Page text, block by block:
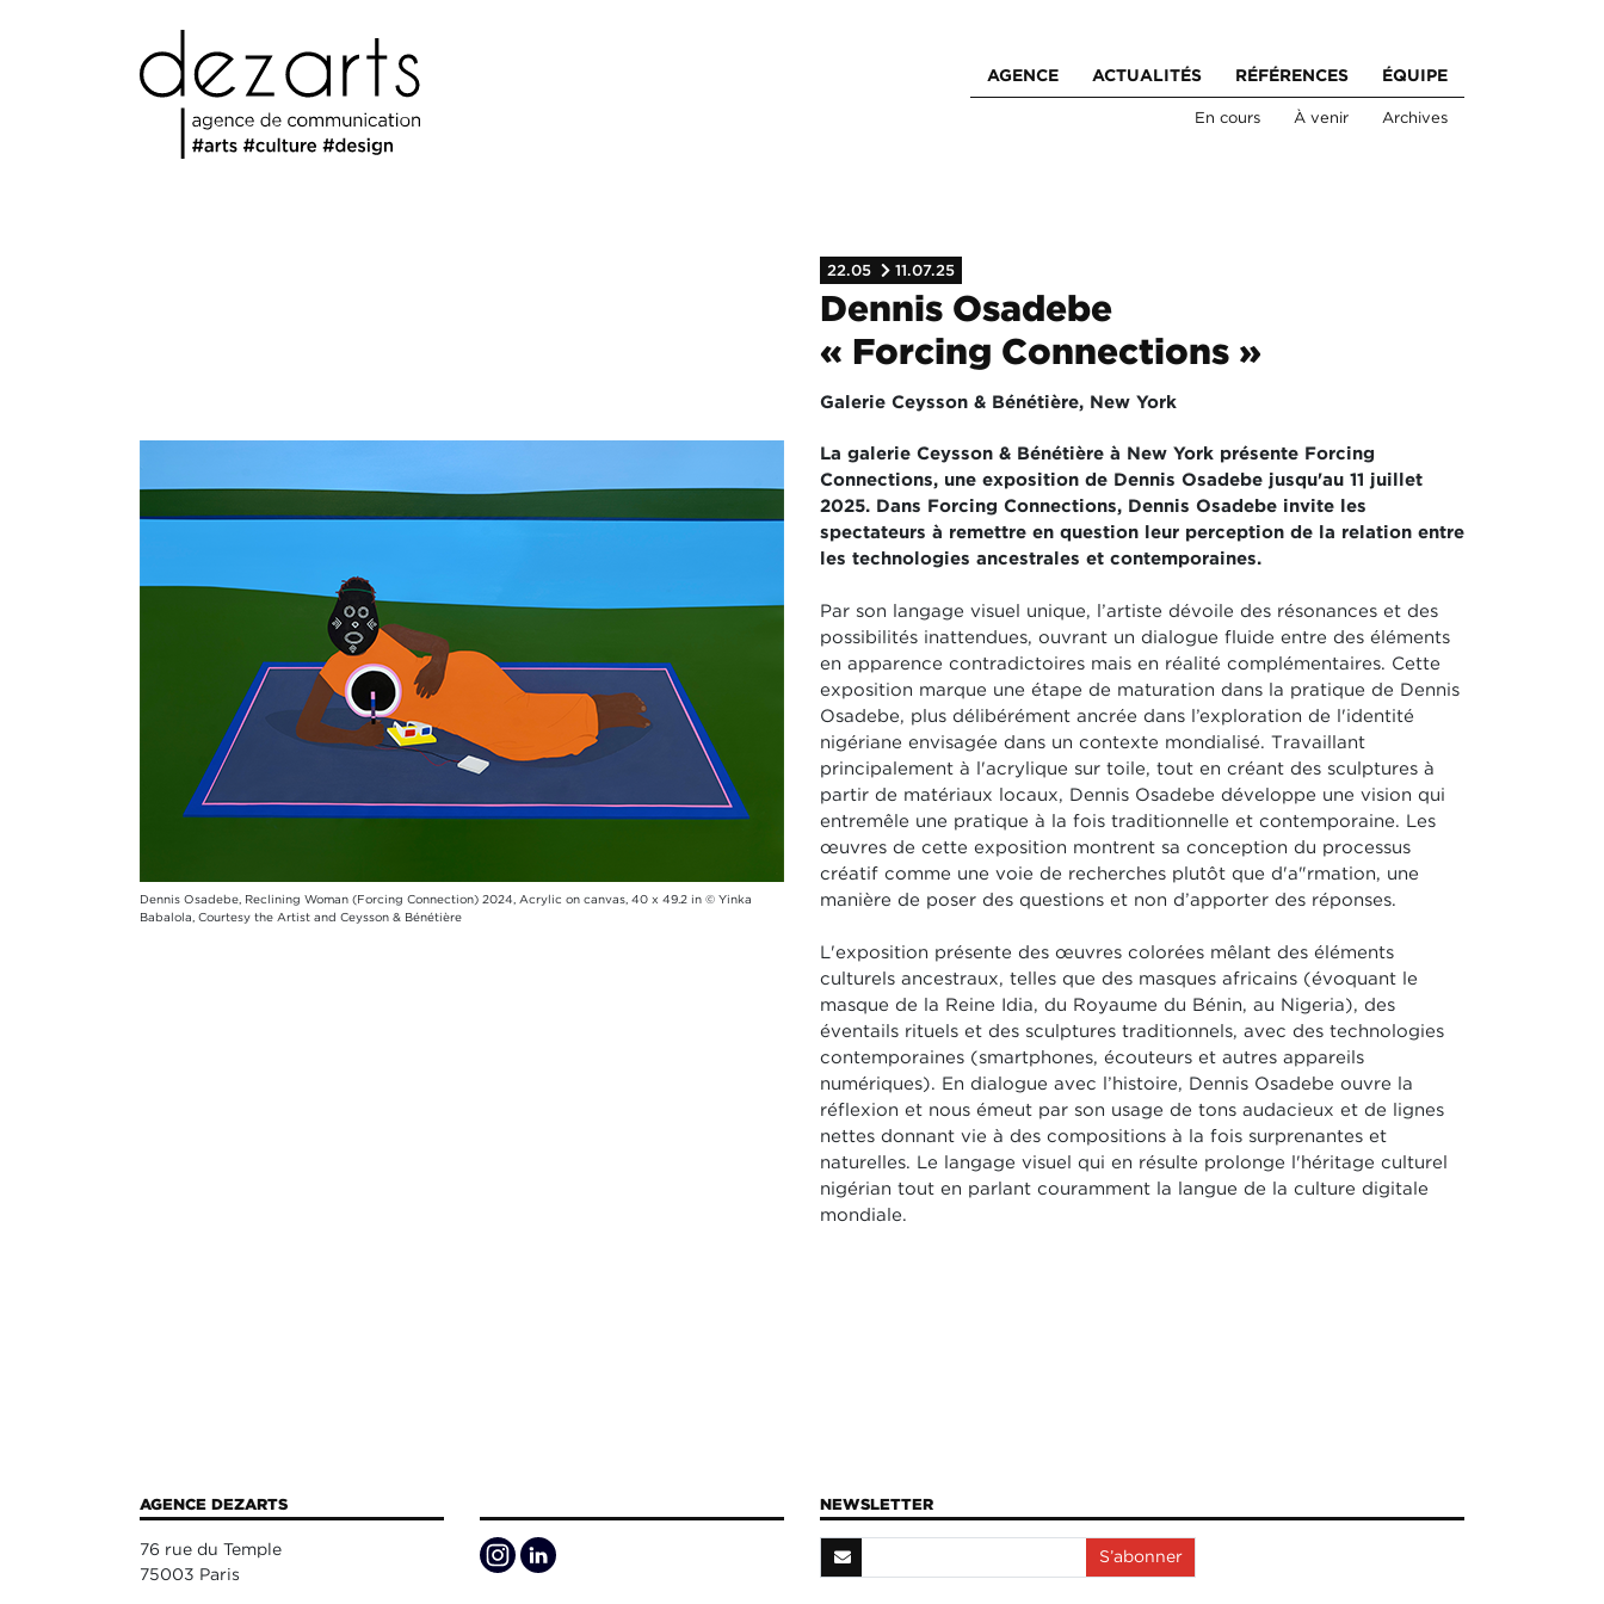
AGENCE ACTUALITÉS RÉFÉRENCES ÉQUIPE
En cours À venir Archives
22.05 11.07.25
Dennis Osadebe
« Forcing Connections »
Galerie Ceysson & Bénétière, New York
Dennis Osadebe, Reclining Woman (Forcing Connection) 2024, Acrylic on canvas, 40 x 49.2 in © Yinka
Babalola, Courtesy the Artist and Ceysson & Bénétière
La galerie Ceysson & Bénétière à New York présente Forcing
Connections, une exposition de Dennis Osadebe jusqu'au 11 juillet
2025. Dans Forcing Connections, Dennis Osadebe invite les
spectateurs à remettre en question leur perception de la relation entre
les technologies ancestrales et contemporaines.
Par son langage visuel unique, l’artiste dévoile des résonances et des
possibilités inattendues, ouvrant un dialogue fluide entre des éléments
en apparence contradictoires mais en réalité complémentaires. Cette
exposition marque une étape de maturation dans la pratique de Dennis
Osadebe, plus délibérément ancrée dans l’exploration de l'identité
nigériane envisagée dans un contexte mondialisé. Travaillant
principalement à l'acrylique sur toile, tout en créant des sculptures à
partir de matériaux locaux, Dennis Osadebe développe une vision qui
entremêle une pratique à la fois traditionnelle et contemporaine. Les
œuvres de cette exposition montrent sa conception du processus
créatif comme une voie de recherches plutôt que d'a"rmation, une
manière de poser des questions et non d’apporter des réponses.
L'exposition présente des œuvres colorées mêlant des éléments
culturels ancestraux, telles que des masques africains (évoquant le
masque de la Reine Idia, du Royaume du Bénin, au Nigeria), des
éventails rituels et des sculptures traditionnels, avec des technologies
contemporaines (smartphones, écouteurs et autres appareils
numériques). En dialogue avec l’histoire, Dennis Osadebe ouvre la
réflexion et nous émeut par son usage de tons audacieux et de lignes
nettes donnant vie à des compositions à la fois surprenantes et
naturelles. Le langage visuel qui en résulte prolonge l'héritage culturel
nigérian tout en parlant couramment la langue de la culture digitale
mondiale.
AGENCE DEZARTS
76 rue du Temple
75003 Paris
NEWSLETTER
S’abonner